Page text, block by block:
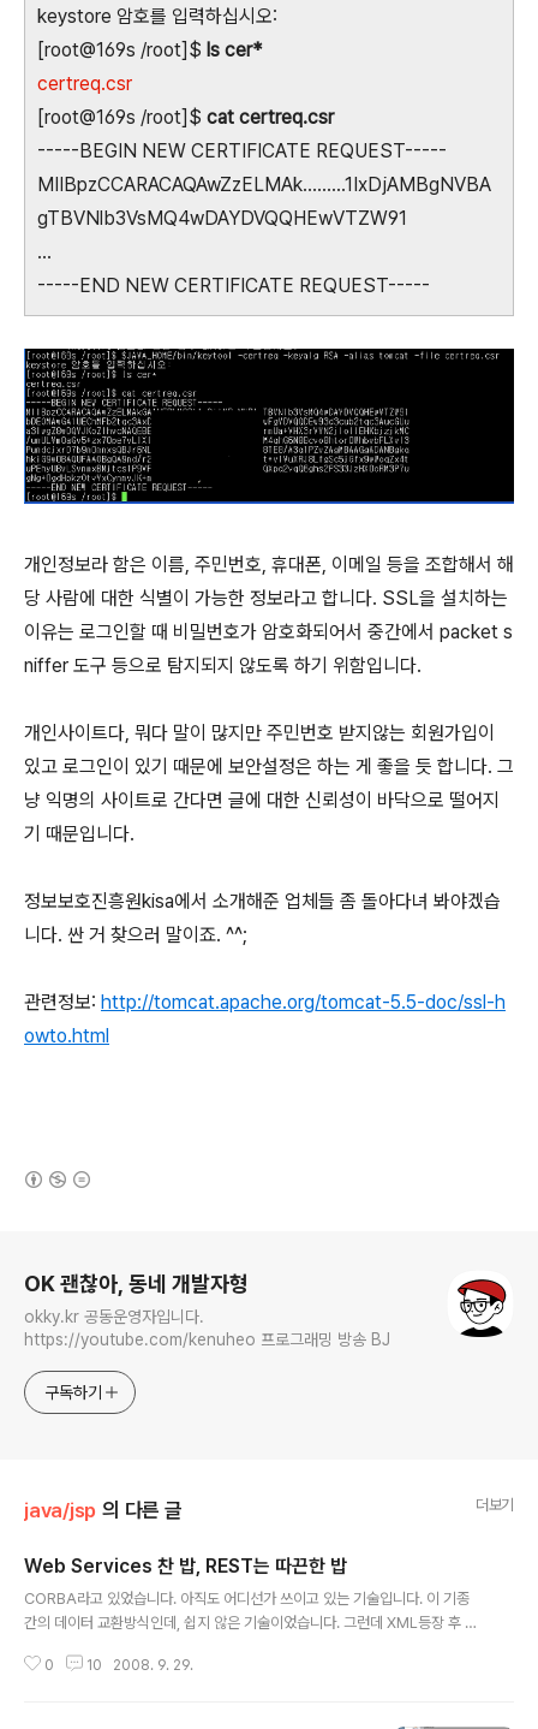
keystore 암호를 입력하십시오:
[root@169s /root]$ ls cer*
certreq.csr
[root@169s /root]$ cat certreq.csr
-----BEGIN NEW CERTIFICATE REQUEST-----
MIIBpzCCARACAQAwZzELMAk.........1IxDjAMBgNVBA
gTBVNlb3VsMQ4wDAYDVQQHEwVTZW91
...
-----END NEW CERTIFICATE REQUEST-----
개인정보라 함은 이름, 주민번호, 휴대폰, 이메일 등을 조합해서 해
당 사람에 대한 식별이 가능한 정보라고 합니다. SSL을 설치하는
이유는 로그인할 때 비밀번호가 암호화되어서 중간에서 packet s
niffer 도구 등으로 탐지되지 않도록 하기 위함입니다.
개인사이트다, 뭐다 말이 많지만 주민번호 받지않는 회원가입이
있고 로그인이 있기 때문에 보안설정은 하는 게 좋을 듯 합니다. 그
냥 익명의 사이트로 간다면 글에 대한 신뢰성이 바닥으로 떨어지
기 때문입니다.
정보보호진흥원kisa에서 소개해준 업체들 좀 돌아다녀 봐야겠습
니다. 싼 거 찾으러 말이죠. ^^;
관련정보: http://tomcat.apache.org/tomcat-5.5-doc/ssl-h
owto.html
OK 괜찮아, 동네 개발자형
okky.kr 공동운영자입니다.
https://youtube.com/kenuheo 프로그래밍 방송 BJ
구독하기
java/jsp 의 다른 글 더보기
Web Services 찬 밥, REST는 따끈한 밥
CORBA라고 있었습니다. 아직도 어디선가 쓰이고 있는 기술입니다. 이 기종
간의 데이터 교환방식인데, 쉽지 않은 기술이었습니다. 그런데 XML등장 후 W
기술을 대체하기 시작했습니다. 하지만 이 Web Services의 단점은 봉투만들
0 10 2008. 9. 29.